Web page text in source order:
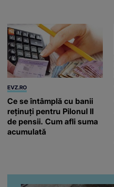
EVZ.RO
Ce se întâmplă cu banii
reținuți pentru Pilonul II
de pensii. Cum afli suma
acumulată